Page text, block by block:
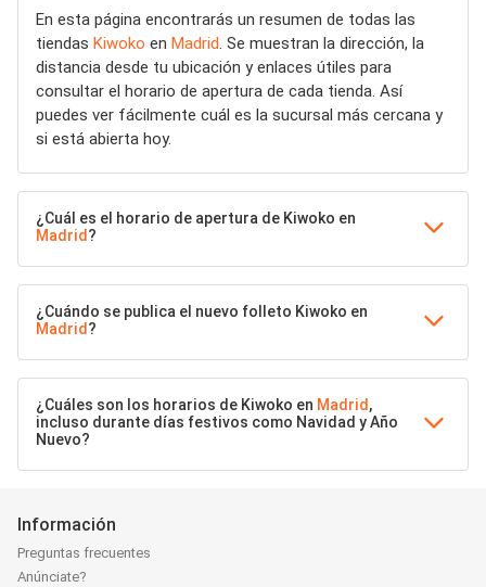
En esta página encontrarás un resumen de todas las
tiendas Kiwoko en Madrid. Se muestran la dirección, la
distancia desde tu ubicación y enlaces útiles para
consultar el horario de apertura de cada tienda. Así
puedes ver fácilmente cuál es la sucursal más cercana y
si está abierta hoy.
¿Cuál es el horario de apertura de Kiwoko en
Madrid ?
¿Cuándo se publica el nuevo folleto Kiwoko en
Madrid ?
¿Cuáles son los horarios de Kiwoko en Madrid ,
incluso durante días festivos como Navidad y Año
Nuevo?
Información
Preguntas frecuentes
Anúnciate?